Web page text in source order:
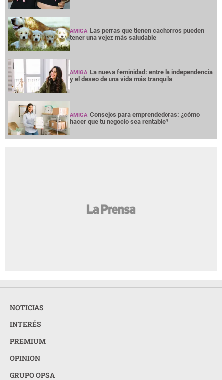
AMIGA Las perras que tienen cachorros pueden
tener una vejez más saludable
AMIGA La nueva feminidad: entre la independencia
y el deseo de una vida más tranquila
AMIGA Consejos para emprendedoras: ¿cómo
hacer que tu negocio sea rentable?
NOTICIAS
INTERÉS
PREMIUM
OPINION
GRUPO OPSA